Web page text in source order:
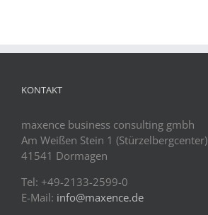
KONTAKT
maxence business consulting gmbh
Am Weißen Stein 1 (Stürzelbergcenter)
41541 Dormagen
Tel: +49-2133-2599-0
E-Mail: info@maxence.de